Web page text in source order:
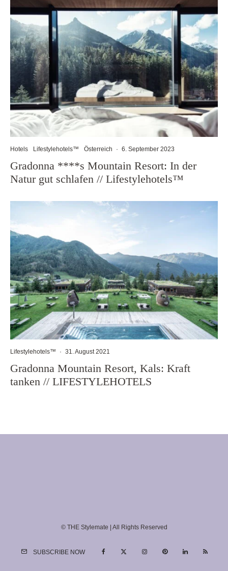
Hotels Lifestylehotels™ Österreich · 6. September 2023
Gradonna ****s Mountain Resort: In der
Natur gut schlafen // Lifestylehotels™
Lifestylehotels™ · 31. August 2021
Gradonna Mountain Resort, Kals: Kraft
tanken // LIFESTYLEHOTELS
© THE Stylemate | All Rights Reserved
SUBSCRIBE NOW